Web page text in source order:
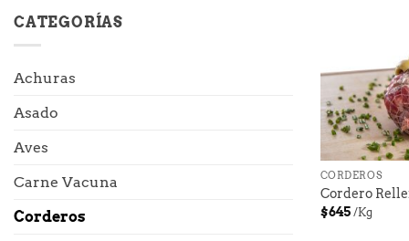
CATEGORÍAS
Achuras
Asado
Aves
Carne Vacuna
Corderos
CORDEROS
Cordero
$645 /Kg